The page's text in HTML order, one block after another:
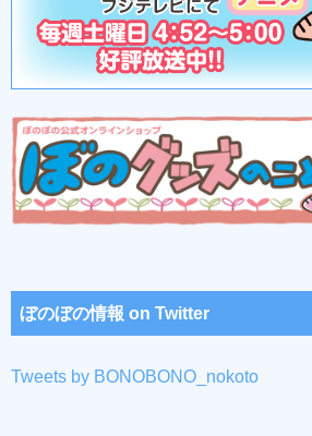
ぼのぼの情報 on Twitter
Tweets by BONOBONO_nokoto